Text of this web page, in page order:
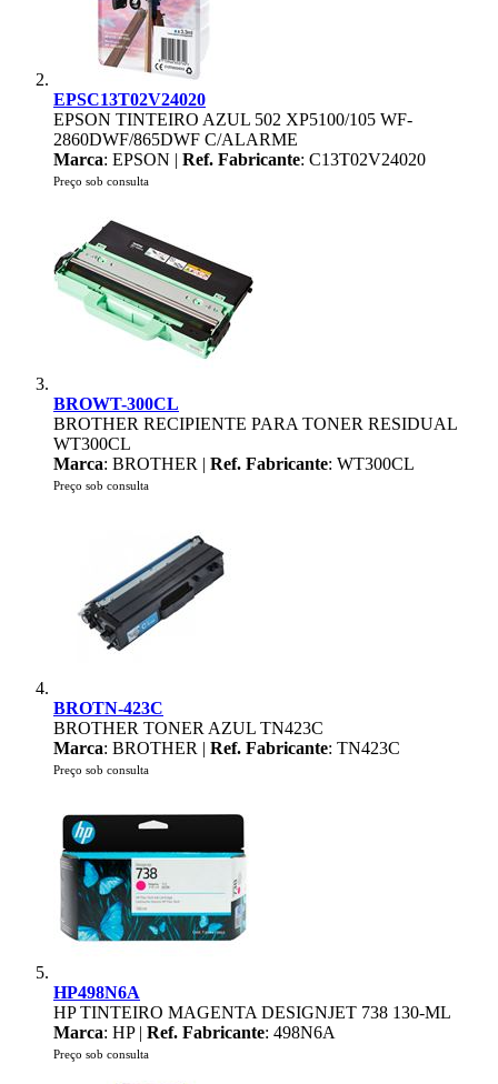
EPSC13T02V24020
EPSON TINTEIRO AZUL 502 XP5100/105 WF-
2860DWF/865DWF C/ALARME
Marca: EPSON | Ref. Fabricante: C13T02V24020
Preço sob consulta
BROWT-300CL
BROTHER RECIPIENTE PARA TONER RESIDUAL
WT300CL
Marca: BROTHER | Ref. Fabricante: WT300CL
Preço sob consulta
BROTN-423C
BROTHER TONER AZUL TN423C
Marca: BROTHER | Ref. Fabricante: TN423C
Preço sob consulta
HP498N6A
HP TINTEIRO MAGENTA DESIGNJET 738 130-ML
Marca: HP | Ref. Fabricante: 498N6A
Preço sob consulta